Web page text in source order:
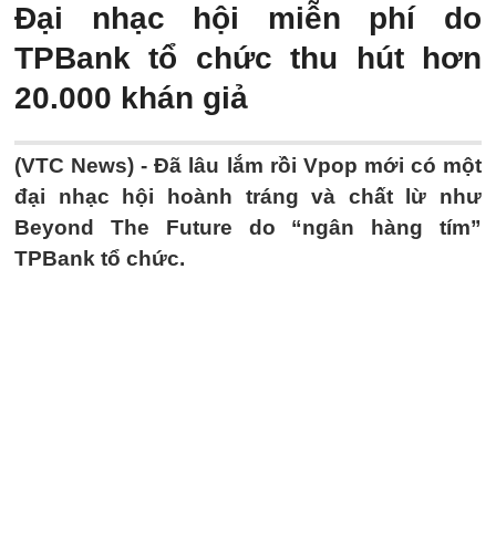
Đại nhạc hội miễn phí do
TPBank tổ chức thu hút hơn
20.000 khán giả
(VTC News) -Đã lâu lắm rồi Vpop mới có một
đại nhạc hội hoành tráng và chất lừ như
Beyond The Future do “ngân hàng tím”
TPBank tổ chức.